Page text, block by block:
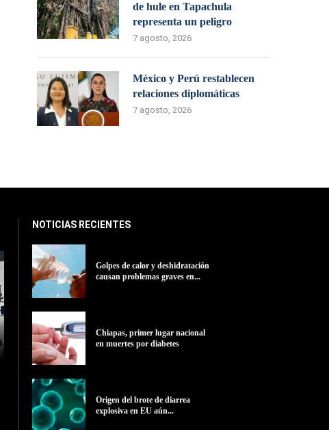
de hule en Tapachula
representa un peligro
7 agosto, 2026
México y Perú restablecen
relaciones diplomáticas
7 agosto, 2026
NOTICIAS RECIENTES
Golpes de calor y deshidratación
causan problemas graves en...
Chiapas, primer lugar nacional
en muertes por diabetes
Origen del brote de diarrea
explosiva en EU aún...